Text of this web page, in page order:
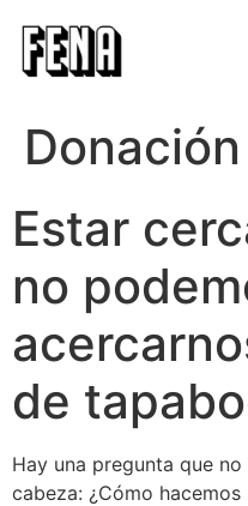
Estar
no
de
Hay una pregunta que
cabeza: ¿Cómo